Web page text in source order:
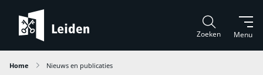
Menu
Zoeken
Home Nieuws en publicaties